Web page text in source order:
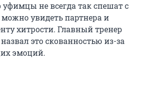
не всегда так спешат с
можно увидеть партнера и
хитрости. Главный тренер
это скованностью из-за
эмоций.